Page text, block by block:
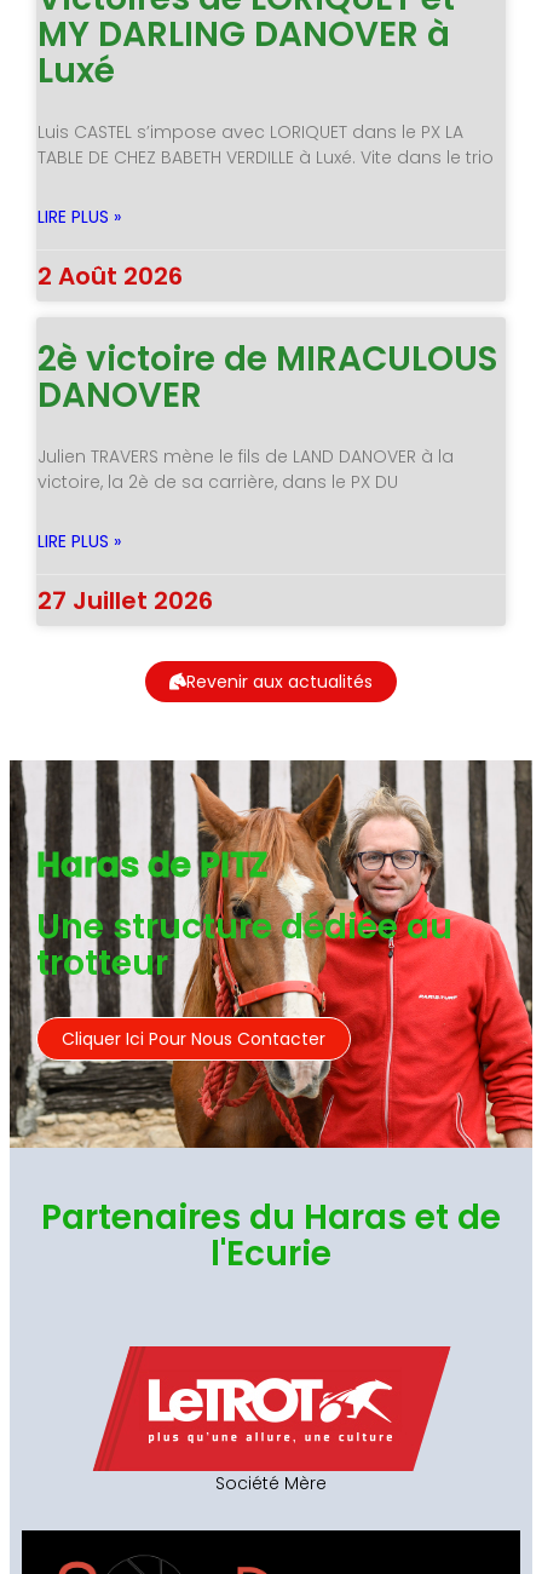
MY DARLING DANOVER à
Luxé
Luis CASTEL s’impose avec LORIQUET dans le PX LA
TABLE DE CHEZ BABETH VERDILLE à Luxé. Vite dans le trio
LIRE PLUS »
2 Août 2026
2è victoire de MIRACULOUS
DANOVER
Julien TRAVERS mène le fils de LAND DANOVER à la
victoire, la 2è de sa carrière, dans le PX DU
LIRE PLUS »
27 Juillet 2026
Revenir aux actualités
Haras de PITZ
Une structure dédiée au
trotteur
Cliquer Ici Pour Nous Contacter
Partenaires du Haras et de
l'Ecurie
Société Mère